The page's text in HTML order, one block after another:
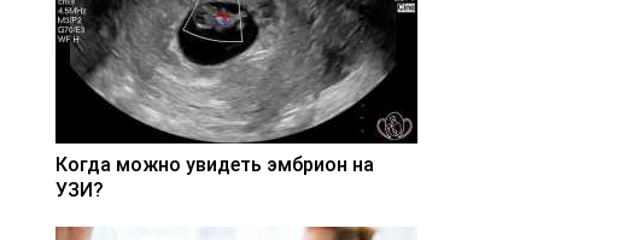
Когда можно увидеть эмбрион на
УЗИ?